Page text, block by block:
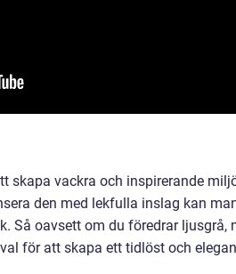
skapa vackra och inspirerande
den med lekfulla inslag kan
Så oavsett om du föredrar ljusgrå,
för att skapa ett tidlöst och